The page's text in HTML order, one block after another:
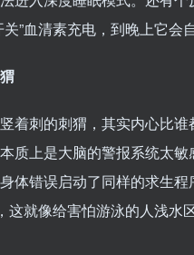
”血清素充电，到晚上它会
着刺的刺猬，其实内心比
质上是大脑的警报系统太
体错误启动了同样的求生
这就像给害怕游泳的人浅